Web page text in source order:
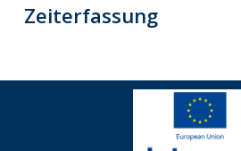
Zeiterfassung